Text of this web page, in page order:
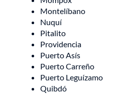
Montelíbano
Nuquí
Pitalito
Providencia
Puerto Asís
Puerto Carreño
Puerto Leguízamo
Quibdó